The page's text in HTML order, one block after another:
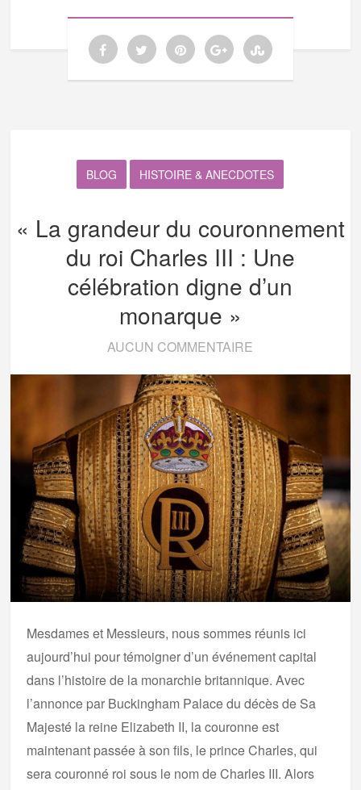
BLOG HISTOIRE & ANECDOTES
« La grandeur du couronnement
du roi Charles III : Une
célébration digne d’un
monarque »
AUCUN COMMENTAIRE
Mesdames et Messieurs, nous sommes réunis ici
aujourd’hui pour témoigner d’un événement capital
dans l’histoire de la monarchie britannique. Avec
l’annonce par Buckingham Palace du décès de Sa
Majesté la reine Elizabeth II, la couronne est
maintenant passée à son fils, le prince Charles, qui
sera couronné roi sous le nom de Charles III. Alors